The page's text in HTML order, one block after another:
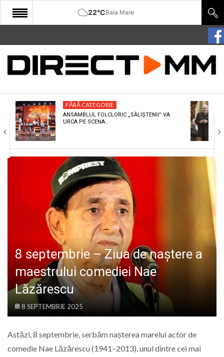
22°CBaia Mare
START
COMUNITATE
CULTURA
ECONOMIE
SANATATE
POLITIC
FĂRĂ CATEGORIE
ANSAMBLUL FOLCLORIC „SĂLIȘTENII” VA
URCA PE SCENA…
8 septembrie – Ziua de naștere a
maestrului comediei Nae
Lăzărescu
8 SEPTEMBRIE 2025
Astăzi, 8 septembrie, serbăm nașterea marelui actor de
comedie Nae Lăzărescu (1941–2013), unul dintre cei mai